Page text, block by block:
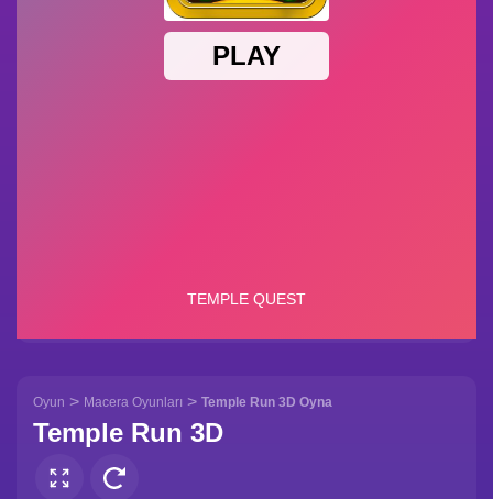
Oyun > Macera Oyunları > Temple Run 3D Oyna
Temple Run 3D